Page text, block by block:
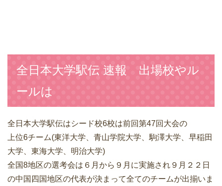
全日本大学駅伝 速報 出場校やル
ールは
全日本大学駅伝はシード校6校は前回第47回大会の
上位6チーム(東洋大学、青山学院大学、駒澤大学、早稲田
大学、東海大学、明治大学)
全国8地区の選考会は６月から９月に実施され９月２２日
の中国四国地区の代表が決まって全てのチームが出揃いま